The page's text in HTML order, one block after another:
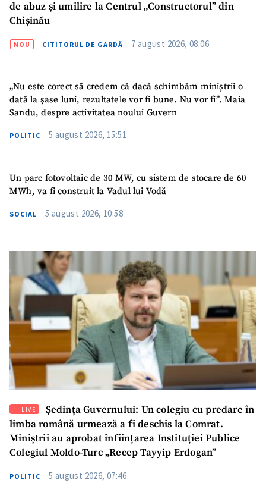
SUSȚINE
de abuz și umilire la Centrul „Constructorul” din
Chișinău
NOU CITITORUL DE GARDĂ 7 august 2026, 08:06
„Nu este corect să credem că dacă schimbăm miniștrii o
dată la șase luni, rezultatele vor fi bune. Nu vor fi”. Maia
Sandu, despre activitatea noului Guvern
POLITIC 5 august 2026, 15:51
Un parc fotovoltaic de 30 MW, cu sistem de stocare de 60
MWh, va fi construit la Vadul lui Vodă
SOCIAL 5 august 2026, 10:58
LIVE
Ședința Guvernului: Un colegiu cu predare în
limba română urmează a fi deschis la Comrat.
Miniștrii au aprobat înființarea Instituției Publice
Colegiul Moldo-Turc „Recep Tayyip Erdogan”
POLITIC 5 august 2026, 07:46